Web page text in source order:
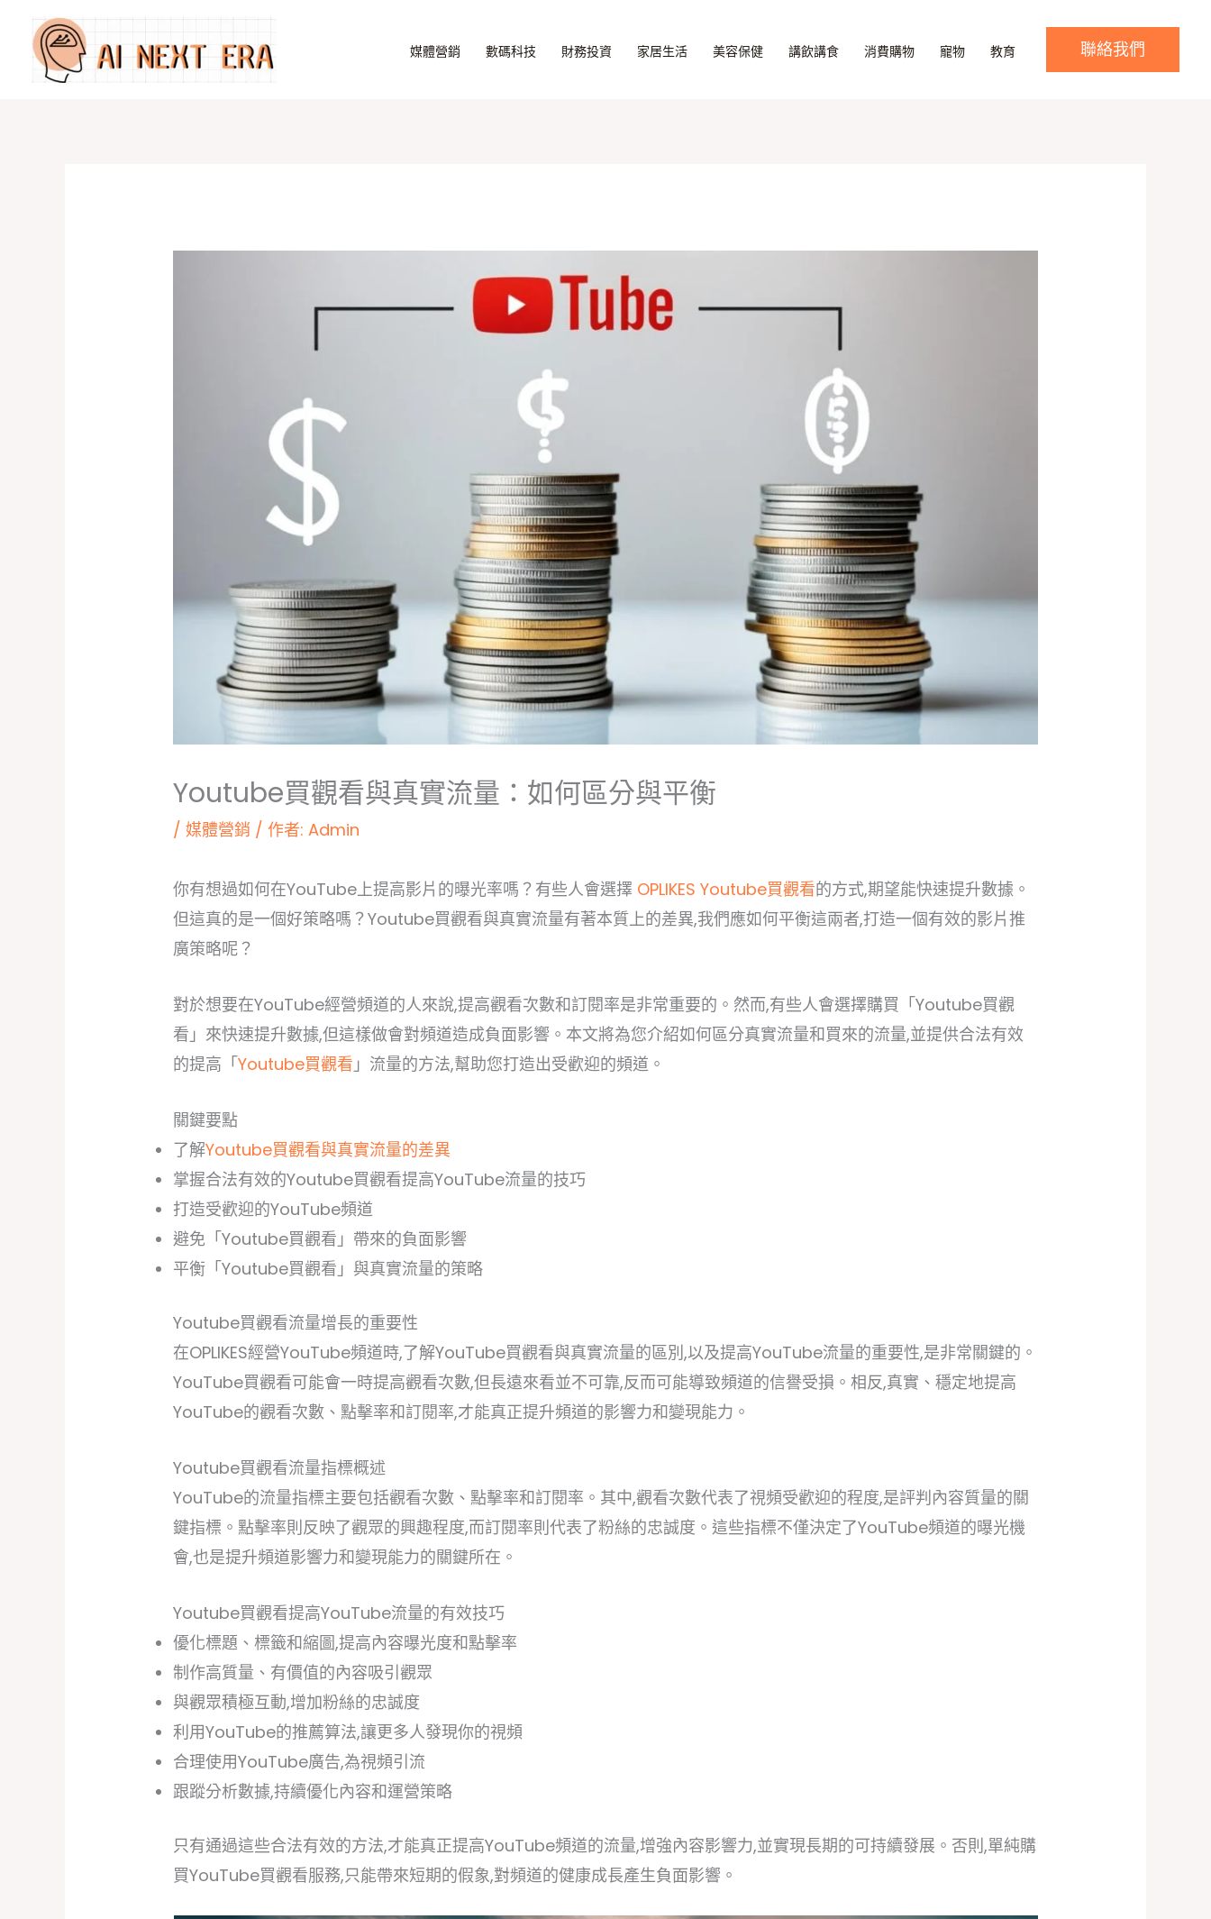
媒體營銷 數碼科技 財務投資 家居生活 美容保健 講飲講食 消費購物 寵物 教育 聯絡我們
Youtube買觀看與真實流量：如何區分與平衡
/媒體營銷 / 作者:Admin
你有想過如何在YouTube上提高影片的曝光率嗎？有些人會選擇 OPLIKES Youtube買觀看的方式,期望能快速提升數據。
但這真的是一個好策略嗎？Youtube買觀看與真實流量有著本質上的差異,我們應如何平衡這兩者,打造一個有效的影片推
廣策略呢？
對於想要在YouTube經營頻道的人來說,提高觀看次數和訂閱率是非常重要的。然而,有些人會選擇購買「Youtube買觀
看」來快速提升數據,但這樣做會對頻道造成負面影響。本文將為您介紹如何區分真實流量和買來的流量,並提供合法有效
的提高「Youtube買觀看」流量的方法,幫助您打造出受歡迎的頻道。
關鍵要點
了解Youtube買觀看與真實流量的差異
掌握合法有效的Youtube買觀看提高YouTube流量的技巧
打造受歡迎的YouTube頻道
避免「Youtube買觀看」帶來的負面影響
平衡「Youtube買觀看」與真實流量的策略
Youtube買觀看流量增長的重要性
在OPLIKES經營YouTube頻道時,了解YouTube買觀看與真實流量的區別,以及提高YouTube流量的重要性,是非常關鍵的。
YouTube買觀看可能會一時提高觀看次數,但長遠來看並不可靠,反而可能導致頻道的信譽受損。相反,真實、穩定地提高
YouTube的觀看次數、點擊率和訂閱率,才能真正提升頻道的影響力和變現能力。
Youtube買觀看流量指標概述
YouTube的流量指標主要包括觀看次數、點擊率和訂閱率。其中,觀看次數代表了視頻受歡迎的程度,是評判內容質量的關
鍵指標。點擊率則反映了觀眾的興趣程度,而訂閱率則代表了粉絲的忠誠度。這些指標不僅決定了YouTube頻道的曝光機
會,也是提升頻道影響力和變現能力的關鍵所在。
Youtube買觀看提高YouTube流量的有效技巧
優化標題、標籤和縮圖,提高內容曝光度和點擊率
制作高質量、有價值的內容吸引觀眾
與觀眾積極互動,增加粉絲的忠誠度
利用YouTube的推薦算法,讓更多人發現你的視頻
合理使用YouTube廣告,為視頻引流
跟蹤分析數據,持續優化內容和運營策略
只有通過這些合法有效的方法,才能真正提高YouTube頻道的流量,增強內容影響力,並實現長期的可持續發展。否則,單純購
買YouTube買觀看服務,只能帶來短期的假象,對頻道的健康成長產生負面影響。